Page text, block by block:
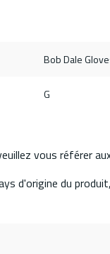
Bob Dale
G
vous référer
d'origine du